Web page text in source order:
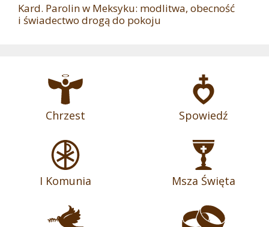
Kard. Parolin w Meksyku: modlitwa, obecność
i świadectwo drogą do pokoju
Chrzest Spowiedź
I Komunia Msza Święta